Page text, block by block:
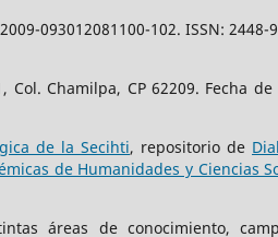
093012081100-102. ISSN:
Chamilpa, CP 62209. Fecha
de la Secihti, repositorio de
de Humanidades y Ciencias
áreas de conocimiento,